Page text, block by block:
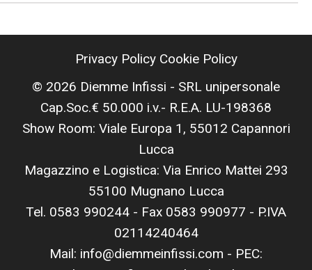
Privacy Policy Cookie Policy
© 2026 Diemme Infissi - SRL unipersonale
Cap.Soc.€ 50.000 i.v.- R.E.A. LU-198368
Show Room: Viale Europa 1, 55012 Capannori
Lucca
Magazzino e Logistica: Via Enrico Mattei 293
55100 Mugnano Lucca
Tel. 0583 990244 - Fax 0583 990977 - P.IVA
02114240464
Mail: info@diemmeinfissi.com - PEC: